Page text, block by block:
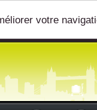
votre